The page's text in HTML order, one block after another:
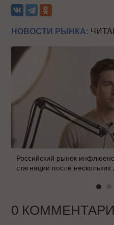
НОВОСТИ РЫНКА:
Российский рынок
стагнации после нескольких
0